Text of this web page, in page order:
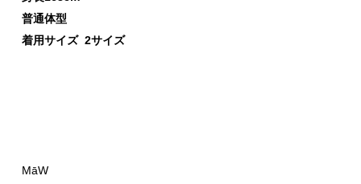
普通体型
着用サイズ 2サイズ
MāW